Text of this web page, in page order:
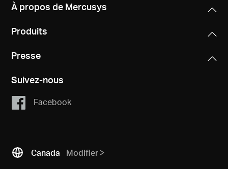
À propos de Mercusys
Produits
Presse
Suivez-nous
Facebook
Canada Modifier